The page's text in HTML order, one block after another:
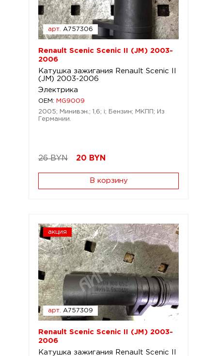
арт. A757306
Renault Scenic Scenic II (JM) 2003-
2006
Катушка зажигания Renault Scenic II
(JM) 2003-2006
Электрика
OEM:
MG9009
2005; Минивэн.; 1,6; i; Бензин; МКПП; Из
Германии.
26 BYN 20 BYN
В корзину
акция
арт. A757309
Renault Scenic Scenic II (JM) 2003-
2006
Катушка зажигания Renault Scenic II